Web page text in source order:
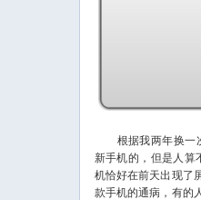
根据我两年换一次
新手机的，但是人算
机恰好在前天出现了
款手机的通病，有的